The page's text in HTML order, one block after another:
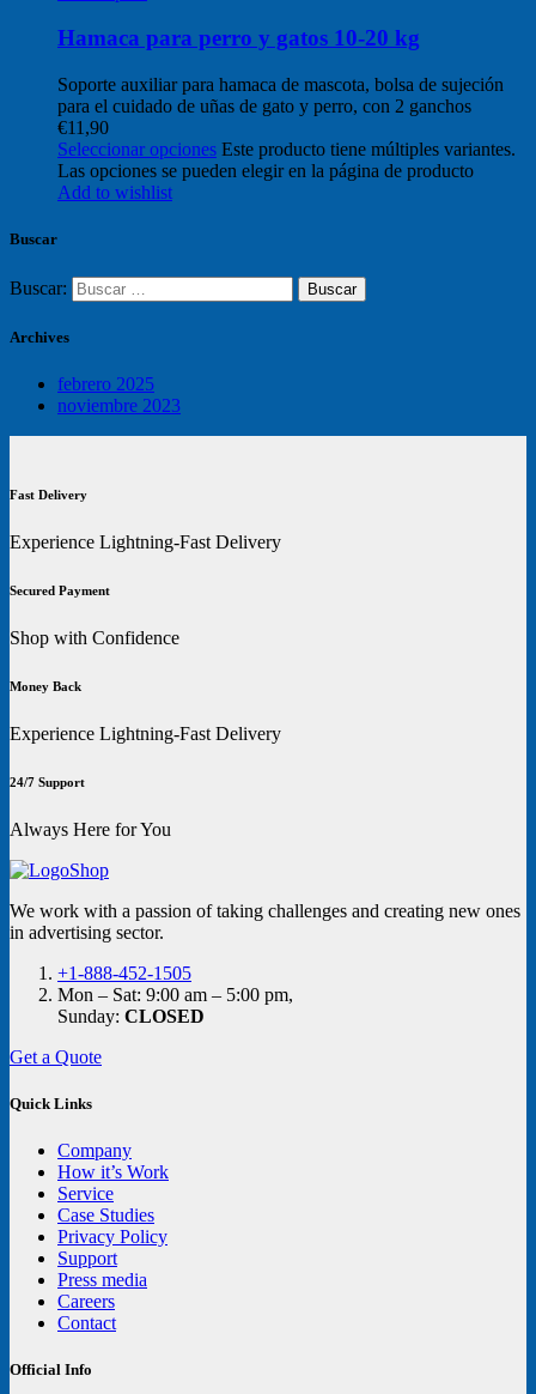
Hamaca para perro y gatos 10-20 kg
Soporte auxiliar para hamaca de mascota, bolsa de sujeción
para el cuidado de uñas de gato y perro, con 2 ganchos
€11,90
Seleccionar opciones Este producto tiene múltiples variantes.
Las opciones se pueden elegir en la página de producto
Add to wishlist
Buscar
Buscar:
Archives
febrero 2025
noviembre 2023
Fast Delivery
Experience Lightning-Fast Delivery
Secured Payment
Shop with Confidence
Money Back
Experience Lightning-Fast Delivery
24/7 Support
Always Here for You
We work with a passion of taking challenges and creating new ones
in advertising sector.
+1-888-452-1505
Mon – Sat: 9:00 am – 5:00 pm,
Sunday: CLOSED
Get a Quote
Quick Links
Company
How it’s Work
Service
Case Studies
Privacy Policy
Support
Press media
Careers
Contact
Official Info